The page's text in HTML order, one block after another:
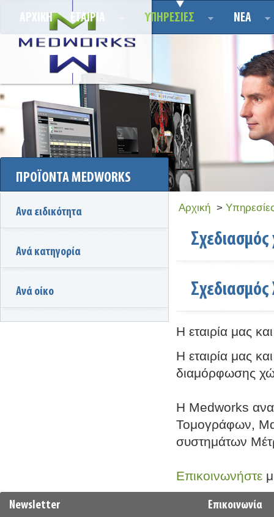
ΑΡΧΙΚΗ ΕΤΑΙΡΙΑ ΥΠΗΡΕΣΙΕΣ ΝΕΑ
ΠΡΟΪΟΝΤΑ MEDWORKS
Ανα ειδικότητα
Ανά κατηγορία
Ανά οίκο
Αρχική >
Η εταιρία μας
Η εταιρία μας
διαμόρφωσης
Η Medworks
Τομογράφων,
συστημάτων
Επικοινωνήστε
Newsletter Επικοινωνία